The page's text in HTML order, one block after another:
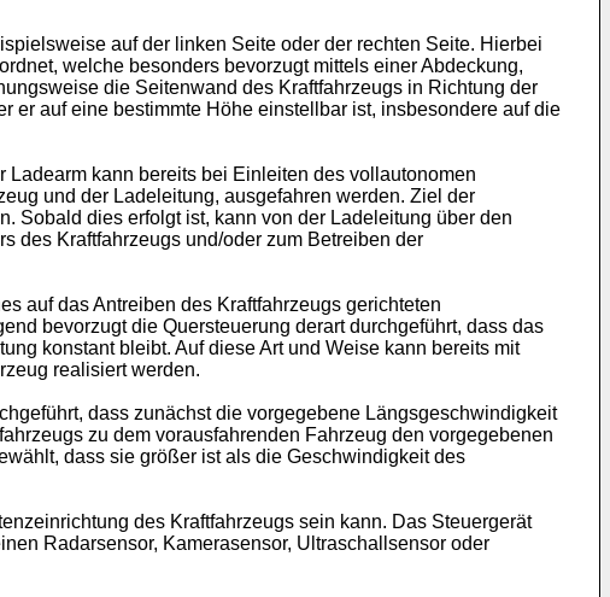
auf der linken Seite oder der rechten Seite. Hierbei
welche besonders bevorzugt mittels einer Abdeckung,
die Seitenwand des Kraftfahrzeugs in Richtung der
er auf eine bestimmte Höhe einstellbar ist, insbesondere auf die
kann bereits bei Einleiten des vollautonomen
und der Ladeleitung, ausgefahren werden. Ziel der
Sobald dies erfolgt ist, kann von der Ladeleitung über den
des Kraftfahrzeugs und/oder zum Betreiben der
auf das Antreiben des Kraftfahrzeugs gerichteten
bevorzugt die Quersteuerung derart durchgeführt, dass das
konstant bleibt. Auf diese Art und Weise kann bereits mit
realisiert werden.
dass zunächst die vorgegebene Längsgeschwindigkeit
zu dem vorausfahrenden Fahrzeug den vorgegebenen
dass sie größer ist als die Geschwindigkeit des
des Kraftfahrzeugs sein kann. Das Steuergerät
Radarsensor, Kamerasensor, Ultraschallsensor oder